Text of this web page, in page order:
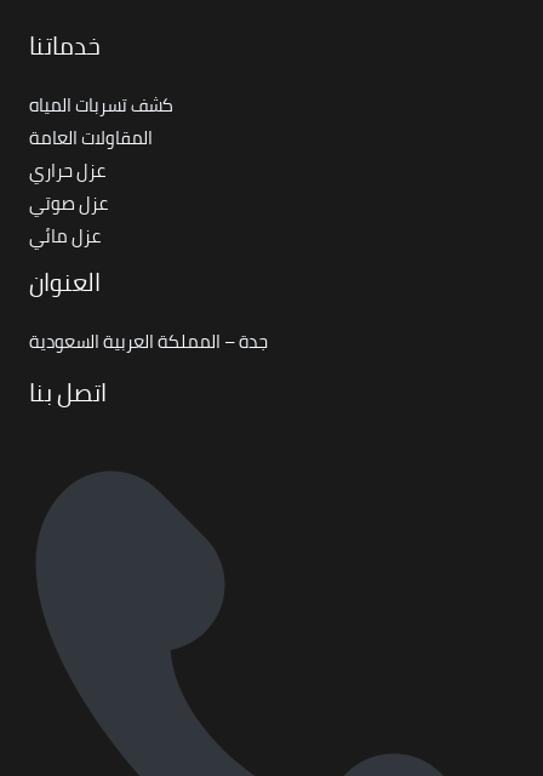
خدماتنا
كشف تسربات المياه
المقاولات العامة
عزل حراري
عزل صوتي
عزل مائي
العنوان
جدة – المملكة العربية السعودية
اتصل بنا